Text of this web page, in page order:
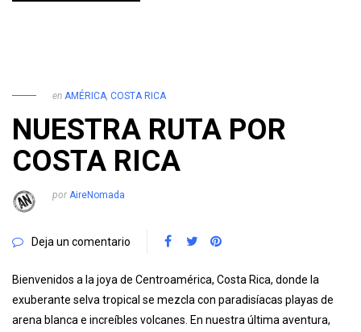
en AMÉRICA COSTA RICA
NUESTRA RUTA POR
COSTA RICA
por AireNomada
Deja un comentario
Bienvenidos a la joya de Centroamérica, Costa Rica, donde la
exuberante selva tropical se mezcla con paradisíacas playas de
arena blanca e increíbles volcanes. En nuestra última aventura,